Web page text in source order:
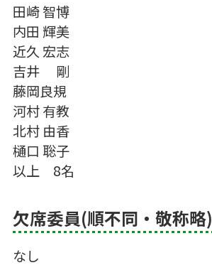
田崎 智博
内田 輝美
近久 宏志
吉井 剛
藤岡良規
河村 有教
北村 由香
樋口 聡子
以上 8名
欠席委員(順不同・敬称略)
なし